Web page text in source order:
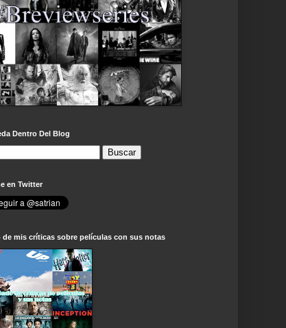
Dentro Del Blog
en Twitter
de mis críticas sobre películas con sus notas